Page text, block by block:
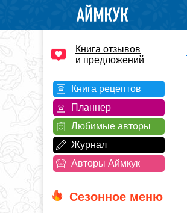
Книга отзывов
и предложений
Книга рецептов
Планнер
Любимые авторы
Журнал
Авторы Аймкук
Сезонное меню